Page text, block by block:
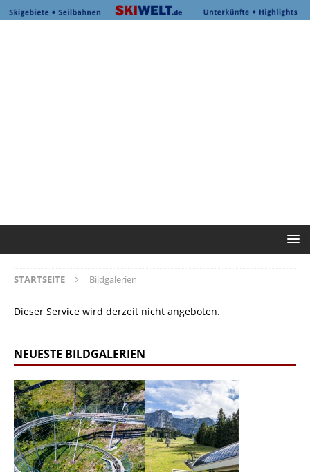
STARTSEITE Bildgalerien
Dieser Service wird derzeit nicht angeboten.
NEUESTE BILDGALERIEN